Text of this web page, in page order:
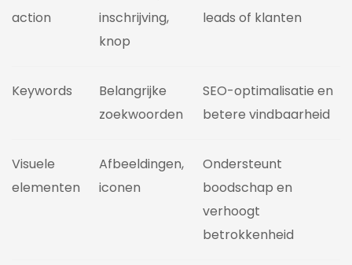
action
inschrijving,
knop
leads of klanten
Keywords
Belangrijke
zoekwoorden
SEO-optimalisatie en
betere vindbaarheid
Visuele
elementen
Afbeeldingen,
iconen
Ondersteunt
boodschap en
verhoogt
betrokkenheid